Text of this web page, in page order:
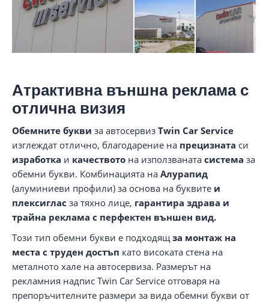
Атрактивна външна реклама с
отлична визия
Обемните букви за автосервиз Twin Car Service
изглеждат отлично, благодарение на прецизната си
изработка и качеството на използваната система за
обемни букви. Комбинацията на Алурапид
(алуминиеви профили) за основа на буквите и
плексиглас за тяхно лице, гарантира здрава и
трайна реклама с перфектен външен вид.
Този тип обемни букви е подходящза монтаж на
места с труден достъп като високата стена на
металното хале на автосервиза. Размерът на
рекламния надпис Twin Car Service отговаря на
препоръчителните размери за вида обемни букви от